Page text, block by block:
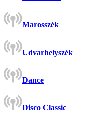
Marosszék
Udvarhelyszék
Dance
Disco Classic